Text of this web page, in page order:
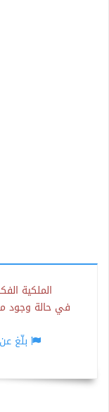
الملكية
في حالة وجود
بلّغ